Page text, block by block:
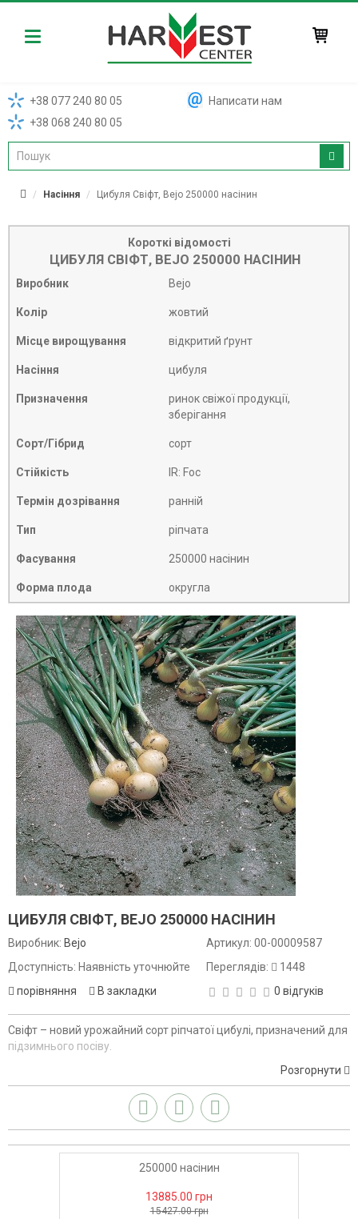
Harvest
+38 077 240 80 05
+38 068 240 80 05
Написати нам
Насіння Цибуля Свіфт, Bejo 250000 насінин
Короткі відомості
ЦИБУЛЯ СВІФТ, BEJO 250000 НАСІНИН
Виробник Bejo
Колір жовтий
Місце вирощування відкритий ґрунт
Насіння цибуля
Призначення
ринок свіжої продукції,
зберігання
Сорт/Гібрид сорт
Стійкість IR: Foc
Термін дозрівання ранній
Тип ріпчата
Фасування 250000 насінин
Форма плода округла
ЦИБУЛЯ СВІФТ, BEJO 250000 НАСІНИН
Виробник: Bejo
Доступність: Наявність уточнюйте
порівняння
В закладки
Артикул: 00-00009587
Переглядів:
1448
0 відгуків
Свіфт – новий урожайний сорт ріпчатої цибулі, призначений для
підзимнього посіву.
Розгорнути
250000 насінин
13885.00 грн
15427.00 грн